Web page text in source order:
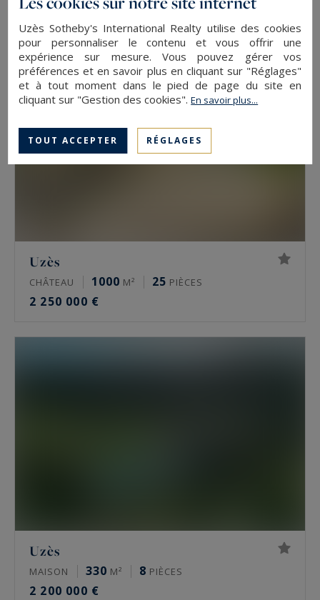
2 440 000 €
Uzès
CHÂTEAU 1000 M² 25 PIÈCES
2 250 000 €
Uzès
MAISON 330 M² 8 PIÈCES
2 200 000 €
Uzès Sotheby's International Realty utilise des cookies
pour personnaliser le contenu et vous offrir une
expérience sur mesure. Vous pouvez gérer vos
préférences et en savoir plus en cliquant sur "Réglages"
et à tout moment dans le pied de page du site en
cliquant sur "Gestion des cookies".En savoir plus...
TOUT ACCEPTER RÉGLAGES